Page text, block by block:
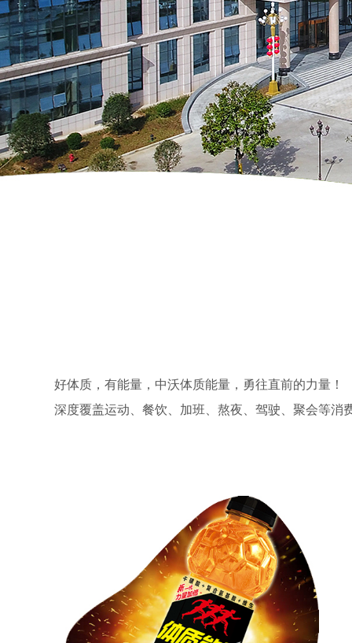
好体质，有能量，中沃体质能量，勇往直前的力量！
深度覆盖运动、餐饮、加班、熬夜、驾驶、聚会等消